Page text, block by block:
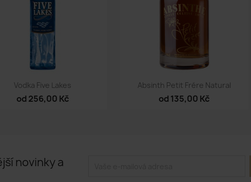
Vodka Five Lakes
od 256,00 Kč
Rychlý náhled Absinth Petit Frére Natural
od 135,00 Kč
Rychlý náhled
novinky a